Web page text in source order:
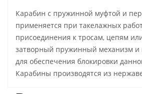
Карабин с пружинной муфтой и
применяется при такелажных
присоединения к тросам, цепям
затворный пружинный механизм и
для обеспечения блокировки
Карабины производятся из